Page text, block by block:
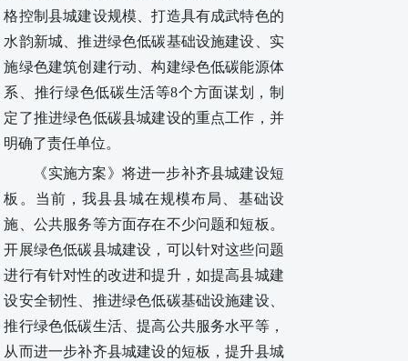
格控制县城建设规模、打造具有成武特色的
水韵新城、推进绿色低碳基础设施建设、实
施绿色建筑创建行动、构建绿色低碳能源体
系、推行绿色低碳生活等8个方面谋划 ， 制
定了推进绿色低碳县城建设的重点工作，并
明确了责任单位。
《实施方案》将进一步补齐县城建设短
板。当前，我县县城在规模布局、基础设
施、公共服务等方面存在不少问题和短板。
开展绿色低碳县城建设，可以针对这些问题
进行有针对性的改进和提升，如提高县城建
设安全韧性、推进绿色低碳基础设施建设、
推行绿色低碳生活、提高公共服务水平等，
从而进一步补齐县城建设的短板，提升县城